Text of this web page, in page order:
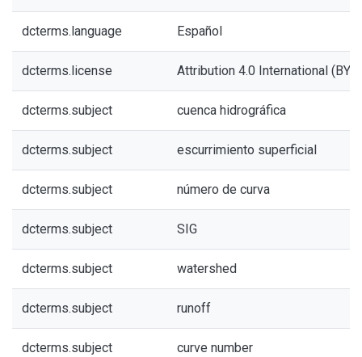
dcterms.language Español
dcterms.license Attribution 4.0 International (BY
dcterms.subject cuenca hidrográfica
dcterms.subject escurrimiento superficial
dcterms.subject número de curva
dcterms.subject SIG
dcterms.subject watershed
dcterms.subject runoff
dcterms.subject curve number